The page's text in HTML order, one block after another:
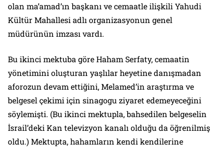
olan ma’amad’ın başkanı ve cemaatle ilişkili Yahudi
Kültür Mahallesi adlı organizasyonun genel
müdürünün imzası vardı.
Bu ikinci mektuba göre Haham Serfaty, cemaatin
yönetimini oluşturan yaşlılar heyetine danışmadan
aforozun devam ettiğini, Melamed’in araştırma ve
belgesel çekimi için sinagogu ziyaret edemeyeceğini
söylemişti. (Bu ikinci mektupla, bahsedilen belgeselin
İsrail’deki Kan televizyon kanalı olduğu da öğrenilmiş
oldu.) Mektupta, hahamların kendi kendilerine